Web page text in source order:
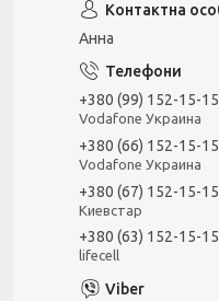
Анна
+380 (99) 152-15-15
Vodafone Украина
+380 (66) 152-15-15
Vodafone Украина
+380 (67) 152-15-15
Киевстар
+380 (63) 152-15-15
lifecell